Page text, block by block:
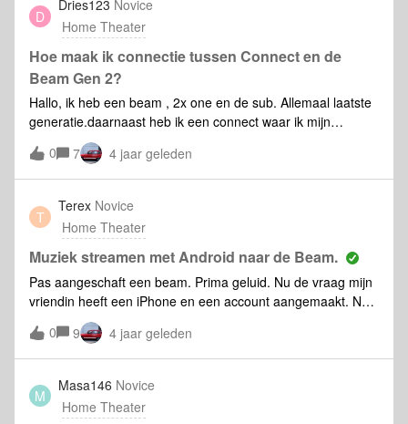
terug verspringen naar MAX geluid. Iedere keer
weer… iemand een idee hoe ik dit kan verhelpen?ps: Mijn tv
is effectief eArc compatible.
D
Dries123 Novice
Home Theater
Hoe maak ik connectie tussen Connect en de
Beam Gen 2?
Hallo, ik heb een beam , 2x one en de sub. Allemaal laatste
generatie.daarnaast heb ik een connect waar ik mijn
platendraaier wil op aansluiten samen met een voor
versterker.ik heb begrepen dat ik dan de apps naast elkaar
moet gebruiken?beide staan nu op iPad, alles zou moeten
juist geïnstalleerd zijn, maar ik heb geen geluid?Info?
0 7 4 jaar geleden
T
Terex Novice
Home Theater
Muziek streamen met Android naar de Beam.
Pas aangeschaft een beam. Prima geluid. Nu de vraag mijn
vriendin heeft een iPhone en een account aangemaakt. Nu
heb ik een Android telefoon, Ik kan nu niet met hetzelfde
account muziek streamen naar de beam met mijn telefoon
en mijn vriendin wel met de iPhone via AirPlay. Wat is hier de
oplossing voor?
0 9 4 jaar geleden
M
Masa146 Novice
Home Theater